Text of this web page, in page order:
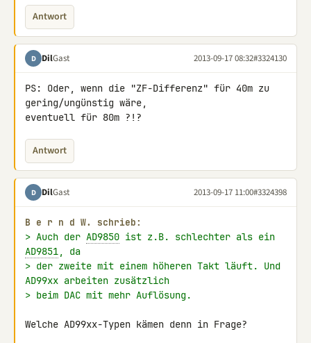
Antwort
D DilGast 2013-09-17 08:32#3324130
PS: Oder, wenn die "ZF-Differenz" für 40m zu
gering/ungünstig wäre,
eventuell für 80m ?!?
Antwort
D DilGast 2013-09-17 11:00#3324398
B e r n d W. schrieb:
> Auch der AD9850
AD9851, da
> der zweite mit einem höheren Takt läuft. Und
AD99xx arbeiten zusätzlich
> beim DAC mit mehr Auflösung.
Welche AD99xx-Typen kämen denn in Frage?